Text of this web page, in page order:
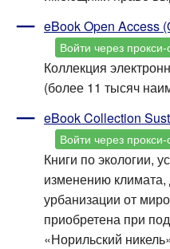
eBook Open Access
Войти через
Коллекция
(более 11 тысяч
eBook Collection
Войти через
Книги по экологии,
изменению климата,
урбанизации от
приобретена при
«Норильский